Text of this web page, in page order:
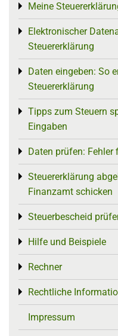
Meine
Toggle menu
Elektronischer
Steuererklärung
Toggle menu
Daten eingeben: So
Steuererklärung
Toggle menu
Tipps zum Steuern
Eingaben
Toggle menu
Daten prüfen: Fehler
Toggle menu
Steuererklärung
Finanzamt schicken
Toggle menu
Steuerbescheid
Toggle menu
Hilfe und Beispiele
Toggle menu
Rechner
Toggle menu
Rechtliche
Toggle menu
Impressum